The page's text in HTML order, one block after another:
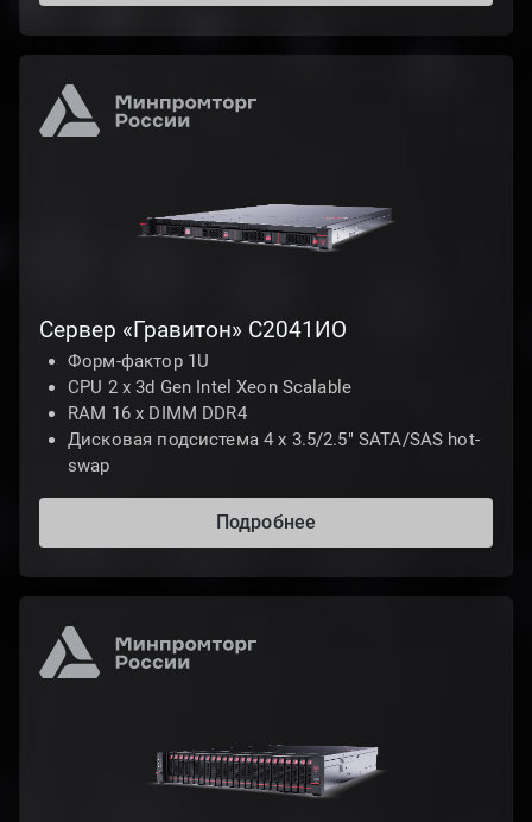
Сервер «Гравитон» С2041ИО
Форм-фактор 1U
CPU 2 x 3d Gen Intel Xeon Scalable
RAM 16 x DIMM DDR4
Дисковая подсистема 4 х 3.5/2.5" SATA/SAS hot-
swap
Подробнее